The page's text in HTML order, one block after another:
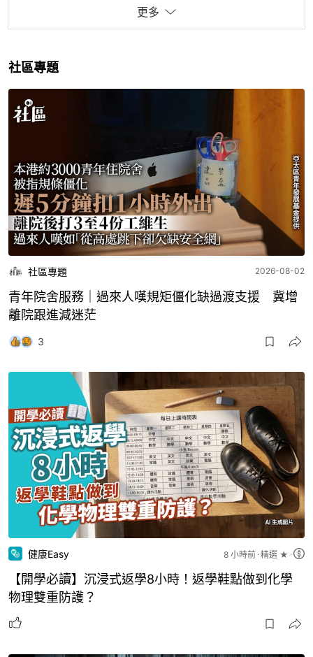
更多
社區專題
社區專題 2026-08-02
青年院舍服務｜過來人嘆規矩僵化缺過渡支援 冀增
離院跟進減迷茫
3
健康Easy 8 小時前 精選 ★
【開學必讀】沉浸式返學8小時！返學鞋點做到化學
物理雙重防護？